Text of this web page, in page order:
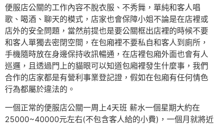
便服店公關的工作內容不脫衣服、不秀舞，單純和客人唱
歌、喝酒、聊天的模式，店家也會保障小姐不論是在店裡或
店外的安全問題，當然前提也是要公關框出店裡的時候不要
和客人單獨去密閉空間，在包廂裡不要私自和客人到廁所，
手機隨時放在身邊保持收訊暢通，在店裡包廂外面也會有人
巡邏，且透過門上的貓眼可以知道包廂裡發生什麼事，我們
合作的店家都是有營利事業登記證，假如在包廂有任何情色
行為都屬於違法的。
一個正常的便服店公關一周上4天班 薪水一個星期大約在
25000~40000元左右(不包含客人給的小費)，一個月就將近